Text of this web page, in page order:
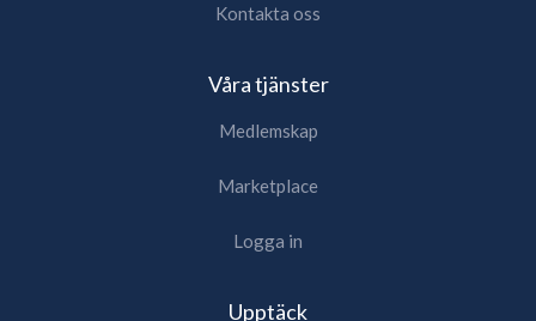
Kontakta oss
Våra tjänster
Medlemskap
Marketplace
Logga in
Upptäck